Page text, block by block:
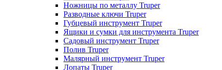
Ножницы по металлу Truper
Разводные ключи Truper
Губцевый инструмент Truper
Ящики и сумки для инструмента Truper
Садовый инструмент Truper
Полив Truper
Малярный инструмент Truper
Лопаты Truper